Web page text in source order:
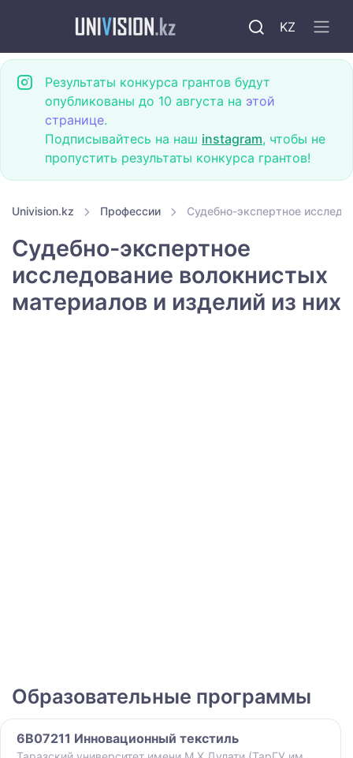
KZ
Результаты конкурса грантов будут
опубликованы до 10 августа на этой
странице.
Подписывайтесь на наш instagram, чтобы не
пропустить результаты конкурса грантов!
Univision.kz Профессии Судебно-экспертное
Судебно-экспертное
исследование волокнистых
материалов и изделий из них
Образовательные программы
6B07211 Инновационный текстиль